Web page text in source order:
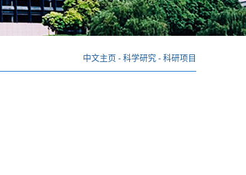
中文主页 - 科学研究 - 科研项目